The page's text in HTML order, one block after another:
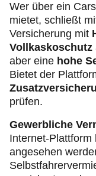
Wer über ein
mietet, schließt
Versicherung mit
Vollkaskoschutz
aber eine hohe
Bietet der
prüfen.
Gewerbliche
Internet-
angesehen